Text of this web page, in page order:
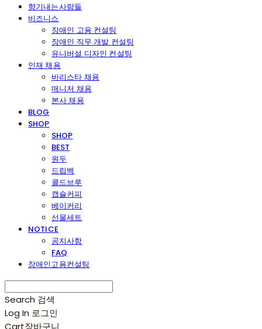
향기내는사람들
비즈니스
장애인 고용 컨설팅
장애인 직무 개발 컨설팅
유니버설 디자인 컨설팅
인재 채용
바리스타 채용
매니저 채용
본사 채용
BLOG
SHOP
SHOP
BEST
원두
드립백
콜드브루
캡슐커피
베이커리
선물세트
NOTICE
공지사항
FAQ
장애인고용컨설팅
Search 검색
Log In 로그인
Cart장바구니